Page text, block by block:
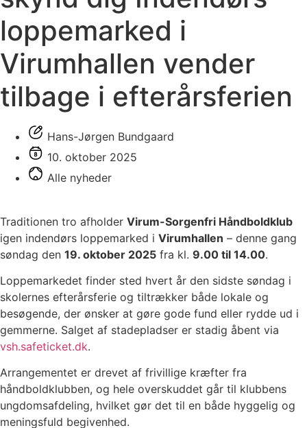
loppemarked i
Virumhallen vender
tilbage i efterårsferien
Hans-Jørgen Bundgaard
10. oktober 2025
Alle nyheder
Traditionen tro afholder Virum-Sorgenfri Håndboldklub
igen indendørs loppemarked i Virumhallen – denne gang
søndag den 19. oktober 2025 fra kl. 9.00 til 14.00.
Loppemarkedet finder sted hvert år den sidste søndag i
skolernes efterårsferie og tiltrækker både lokale og
besøgende, der ønsker at gøre gode fund eller rydde ud i
gemmerne. Salget af stadepladser er stadig åbent via
vsh.safeticket.dk.
Arrangementet er drevet af frivillige kræfter fra
håndboldklubben, og hele overskuddet går til klubbens
ungdomsafdeling, hvilket gør det til en både hyggelig og
meningsfuld begivenhed.